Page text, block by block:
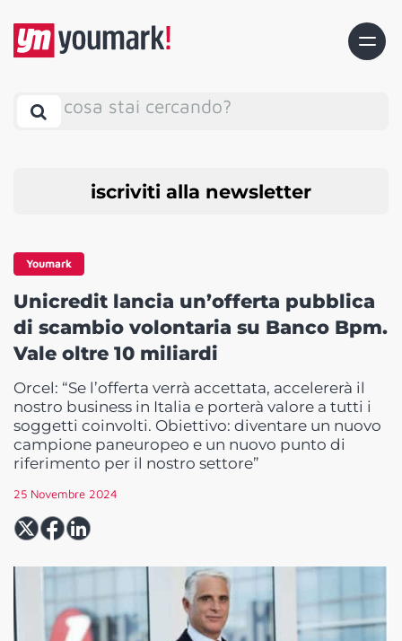
cosa stai cercando?
iscriviti alla newsletter
Youmark
Unicredit lancia un’offerta pubblica
di scambio volontaria su Banco Bpm.
Vale oltre 10 miliardi
Orcel: “Se l’offerta verrà accettata, accelererà il
nostro business in Italia e porterà valore a tutti i
soggetti coinvolti. Obiettivo: diventare un nuovo
campione paneuropeo e un nuovo punto di
riferimento per il nostro settore”
25 Novembre 2024